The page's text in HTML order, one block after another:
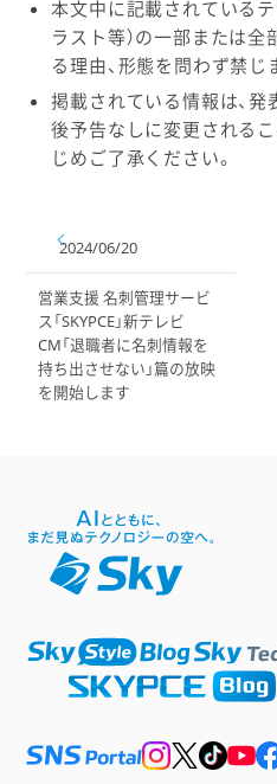
本文中に記載されているテ
ラスト等）の一部または全
る理由、形態を問わず禁じ
掲載されている情報は、
後予告なしに変更される
じめご了承ください。
2024/06/20
営業支援 名刺管理サービ
ス「SKYPCE」新テレビ
CM「退職者に名刺情報を
持ち出させない」篇の放映
を開始します